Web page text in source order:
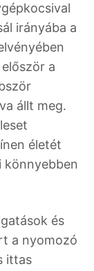
irányába a
a
állt meg.
életét
és
a nyomozó
ittas